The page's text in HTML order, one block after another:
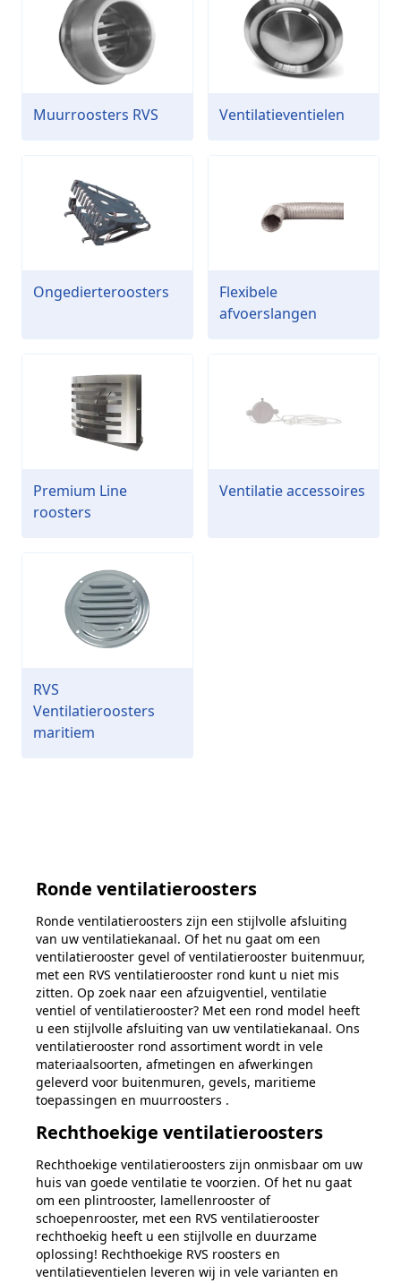
Muurroosters RVS Ventilatieventielen
Ongedierteroosters
Flexibele
afvoerslangen
Premium Line
roosters
Ventilatie accessoires
RVS
Ventilatieroosters
maritiem
Ronde ventilatieroosters
Ronde ventilatieroosters zijn een stijlvolle afsluiting
van uw ventilatiekanaal. Of het nu gaat om een
ventilatierooster gevel of ventilatierooster buitenmuur,
met een RVS ventilatierooster rond kunt u niet mis
zitten. Op zoek naar een afzuigventiel, ventilatie
ventiel of ventilatierooster? Met een rond model heeft
u een stijlvolle afsluiting van uw ventilatiekanaal. Ons
ventilatierooster rond assortiment wordt in vele
materiaalsoorten, afmetingen en afwerkingen
geleverd voor buitenmuren, gevels, maritieme
toepassingen en muurroosters .
Rechthoekige ventilatieroosters
Rechthoekige ventilatieroosters zijn onmisbaar om uw
huis van goede ventilatie te voorzien. Of het nu gaat
om een plintrooster, lamellenrooster of
schoepenrooster, met een RVS ventilatierooster
rechthoekig heeft u een stijlvolle en duurzame
oplossing! Rechthoekige RVS roosters en
ventilatieventielen leveren wij in vele varianten en